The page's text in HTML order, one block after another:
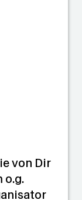
von Dir
o.g.